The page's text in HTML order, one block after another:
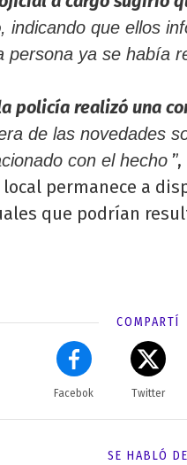
, indicando que ellos
persona ya se había
policía realizó una
de las novedades
con el hecho
permanece a
que podrían
COMPARTÍ
Facebok Twitter
SE HABLÓ DE